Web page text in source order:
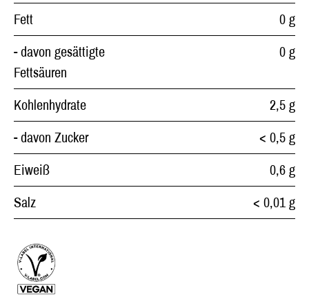
Fett
0 g
- davon gesättigte
Fettsäuren
0 g
Kohlenhydrate
2,5 g
- davon Zucker
< 0,5 g
Eiweiß
0,6 g
Salz
< 0,01 g